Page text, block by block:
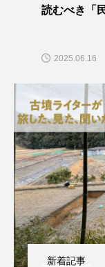
読むべき「
2025.06.16
新着記事